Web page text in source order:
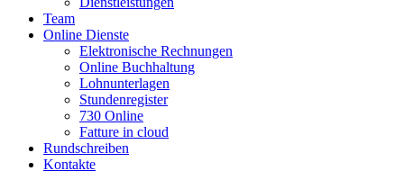
Team
Online Dienste
Elektronische Rechnungen
Online Buchhaltung
Lohnunterlagen
Stundenregister
730 Online
Fatture in cloud
Rundschreiben
Kontakte